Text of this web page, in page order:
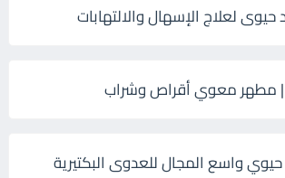
لعلاج الإسهال والالتهابات
واسع المجال للعدوى البكتيرية